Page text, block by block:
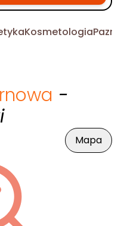
Kosmetologia
-
Mapa